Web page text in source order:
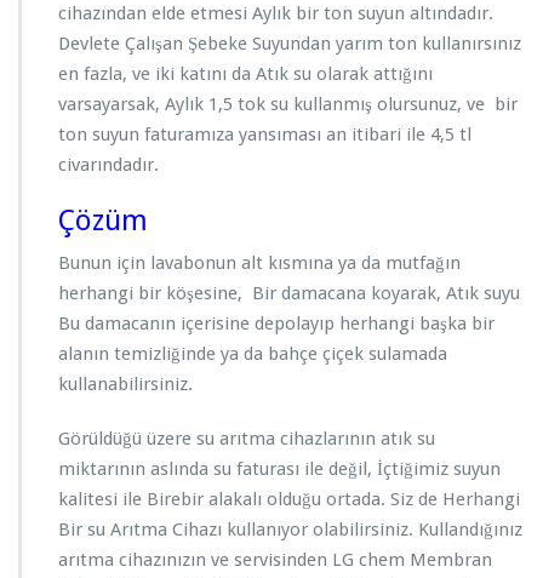
cihazından elde etmesi Aylık bir ton suyun altındadır.
Devlete Çalışan Şebeke Suyundan yarım ton kullanırsınız
en fazla, ve iki katını da Atık su olarak attığını
varsayarsak, Aylık 1,5 tok su kullanmış olursunuz, ve bir
ton suyun faturamıza yansıması an itibari ile 4,5 tl
civarındadır.
Çözüm
Bunun için lavabonun alt kısmına ya da mutfağın
herhangi bir köşesine, Bir damacana koyarak, Atık suyu
Bu damacanın içerisine depolayıp herhangi başka bir
alanın temizliğinde ya da bahçe çiçek sulamada
kullanabilirsiniz.
Görüldüğü üzere su arıtma cihazlarının atık su
miktarının aslında su faturası ile değil, İçtiğimiz suyun
kalitesi ile Birebir alakalı olduğu ortada. Siz de Herhangi
Bir su Arıtma Cihazı kullanıyor olabilirsiniz. Kullandığınız
arıtma cihazınızın ve servisinden LG chem Membran